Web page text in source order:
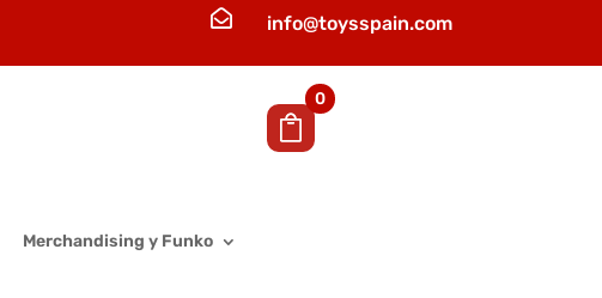
 info@toysspain.com
0
Merchandising y Funko